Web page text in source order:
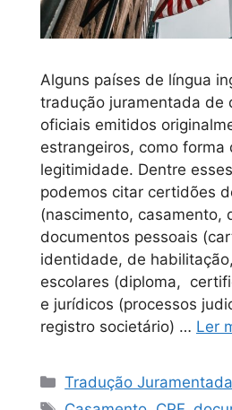
Alguns países de língua
tradução juramentada de
oficiais emitidos
estrangeiros, como forma
legitimidade. Dentre
podemos citar certidões
(nascimento, casamento,
documentos pessoais
identidade, de
escolares (diploma,
e jurídicos (processos
registro societário) … Ler
Tradução Juramentada